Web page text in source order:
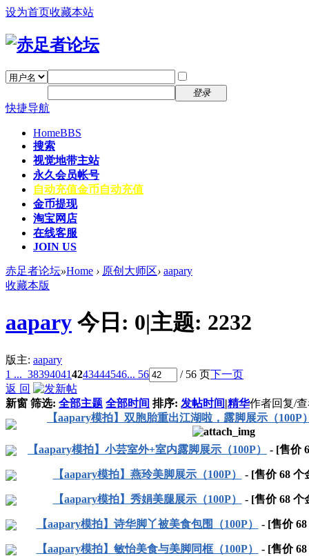
设为首页收藏本站
登录
快捷导航
HomeBBS
搜索
视觉地带主站
永久会员帐号
自动充值金币自动充值
金币提现
淘宝网店
在线客服
JOIN US
赤足者论坛»Home › 原创大师区› aapary
收藏本版
aapary 今日: 0|主题: 2232
版主: aapary
1 ... 383940414243444546... 56 / 56 页下一页
返 回
新窗 筛选: 全部主题 全部时间 排序: 发帖时间|精华作者回复/
【aapary模拍】双胞胎重出江湖啦，露脚展示（100P
【aapary模拍】小芸室外+室内露脚展示（100P） - [售价
【aapary模拍】燕玲美脚展示（100P） - [售价68个
【aapary模拍】秀娟美腿展示（100P） - [售价68个
【aapary模拍】诗华脚丫被美食包围（100P） - [售价68
【aapary模拍】敏怡美食与美脚同框（100P） - [售价68